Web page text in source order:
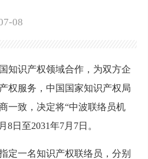
08
知识产权领域合作，为双方企
权服务，中国国家知识产权局
一致，决定将“中波联络员机
8日至2031年7月7日。
定一名知识产权联络员，分别